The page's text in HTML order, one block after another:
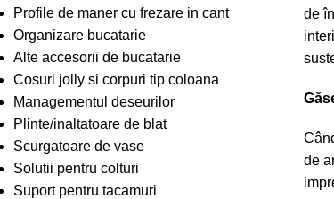
Profile de maner cu frezare in cant
Organizare bucatarie
Alte accesorii de bucatarie
Cosuri jolly si corpuri tip coloana
Managementul deseurilor
Plinte/inaltatoare de blat
Scurgatoare de vase
Solutii pentru colturi
Suport pentru tacamuri
de
de